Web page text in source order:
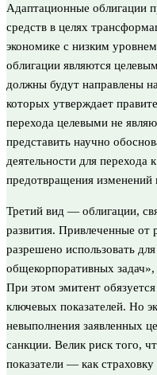
Адаптационные облигации
средств в целях
экономике с низким
облигации являются
должны будут направлены
которых утверждает
перехода целевыми не
представить научно
деятельности для перехода
предотвращения изменений
Третий вид — облигации,
развития. Привлеченные от
разрешено использовать
общекорпоративных
При этом эмитент
ключевых показателей. Но
невыполнения заявленных
санкции. Велик риск того,
показатели — как